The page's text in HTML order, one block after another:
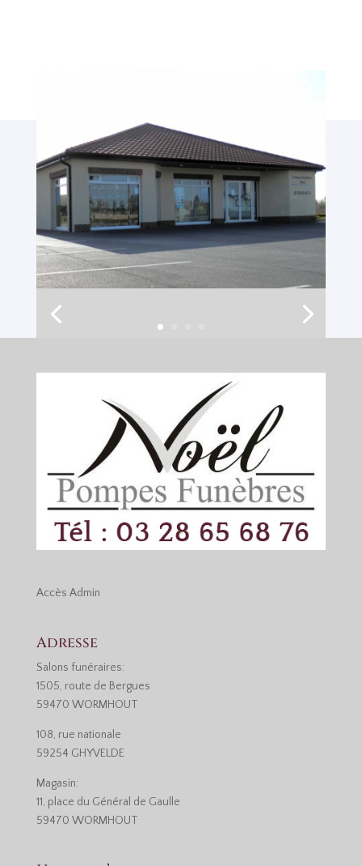
Accès Admin
Adresse
Salons funéraires:
1505, route de Bergues
59470 WORMHOUT
108, rue nationale
59254 GHYVELDE
Magasin:
11, place du Général de Gaulle
59470 WORMHOUT